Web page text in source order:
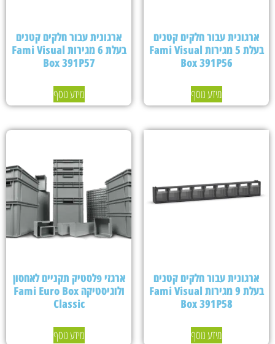
ארגונית עבור חלקים קטנים
בעלת 5 מגירות Fami Visual
Box 391P56
מידע נוסף
ארגונית עבור חלקים קטנים
בעלת 6 מגירות Fami Visual
Box 391P57
מידע נוסף
ארגונית עבור חלקים קטנים
בעלת 9 מגירות Fami Visual
Box 391P58
מידע נוסף
ארגזי פלסטיק תקניים לאחסון
ולוגיסטיקה Fami Euro Box
Classic
מידע נוסף